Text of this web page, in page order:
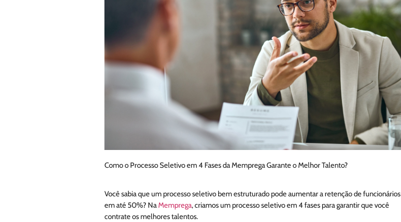
Como o Processo Seletivo em 4 Fases da Memprega Garante o Melhor Talento?
Você sabia que um processo seletivo bem estruturado pode aumentar a retenção de funcionários
em até 50%? NaMemprega, criamos um processo seletivo em 4 fases para garantir que você
contrate os melhores talentos.